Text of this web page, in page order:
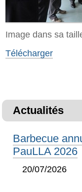
Image dans sa
Télécharger
Actualités
Barbecue
PauLLA 2026
20/07/2026